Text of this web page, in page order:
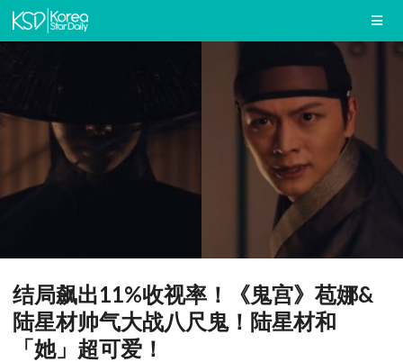
结局飙出11%收视率！《鬼宫》苞娜&
陆星材帅气大战八尺鬼！陆星材和
「她」超可爱！